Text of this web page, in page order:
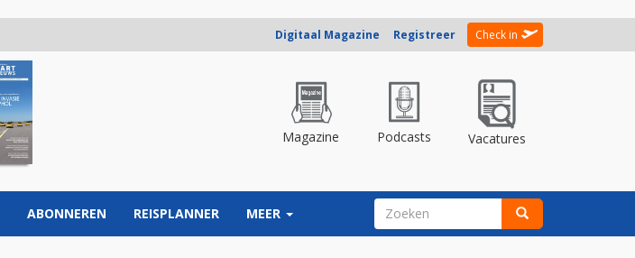
Digitaal Magazine Registreer Check in
Magazine Podcasts Vacatures
ABONNEREN REISPLANNER MEER ZOEKVELD